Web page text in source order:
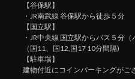
【谷保駅】
・JR南武線 谷保駅から徒歩５分
【国立駅】
・JR中央線 国立駅からバス５分
（国11、国12,国17 10分間隔)
【駐車場】
建物付近にコインパーキングがご